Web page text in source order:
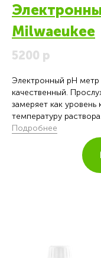
Milwaeukee
5200 р
Электронный pH
качественный.
замеряет как
температуру раствора.
Подробнее